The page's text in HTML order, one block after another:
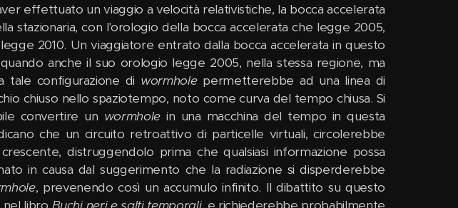
effettuato un viaggio a velocità relativistiche, la bocca accelerata
stazionaria, con l'orologio della bocca accelerata che legge 2005,
2010. Un viaggiatore entrato dalla bocca accelerata in questo
anche il suo orologio legge 2005, nella stessa regione, ma
tale configurazione di wormholepermetterebbe ad una linea di
chiuso nello spaziotempo, noto come curva del tempo chiusa. Si
convertire un wormholein una macchina del tempo in questa
che un circuito retroattivo di particelle virtuali, circolerebbe
distruggendolo prima che qualsiasi informazione possa
in causa dal suggerimento che la radiazione si disperderebbe
, prevenendo così un accumulo infinito. Il dibattito su questo